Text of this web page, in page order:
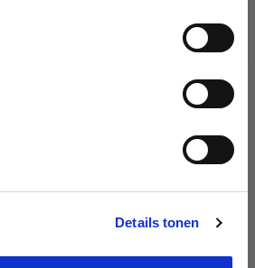
Details tonen
FEB
01